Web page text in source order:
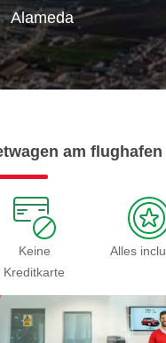
Alameda
am flughafen
Keine
Kreditkarte
Alles